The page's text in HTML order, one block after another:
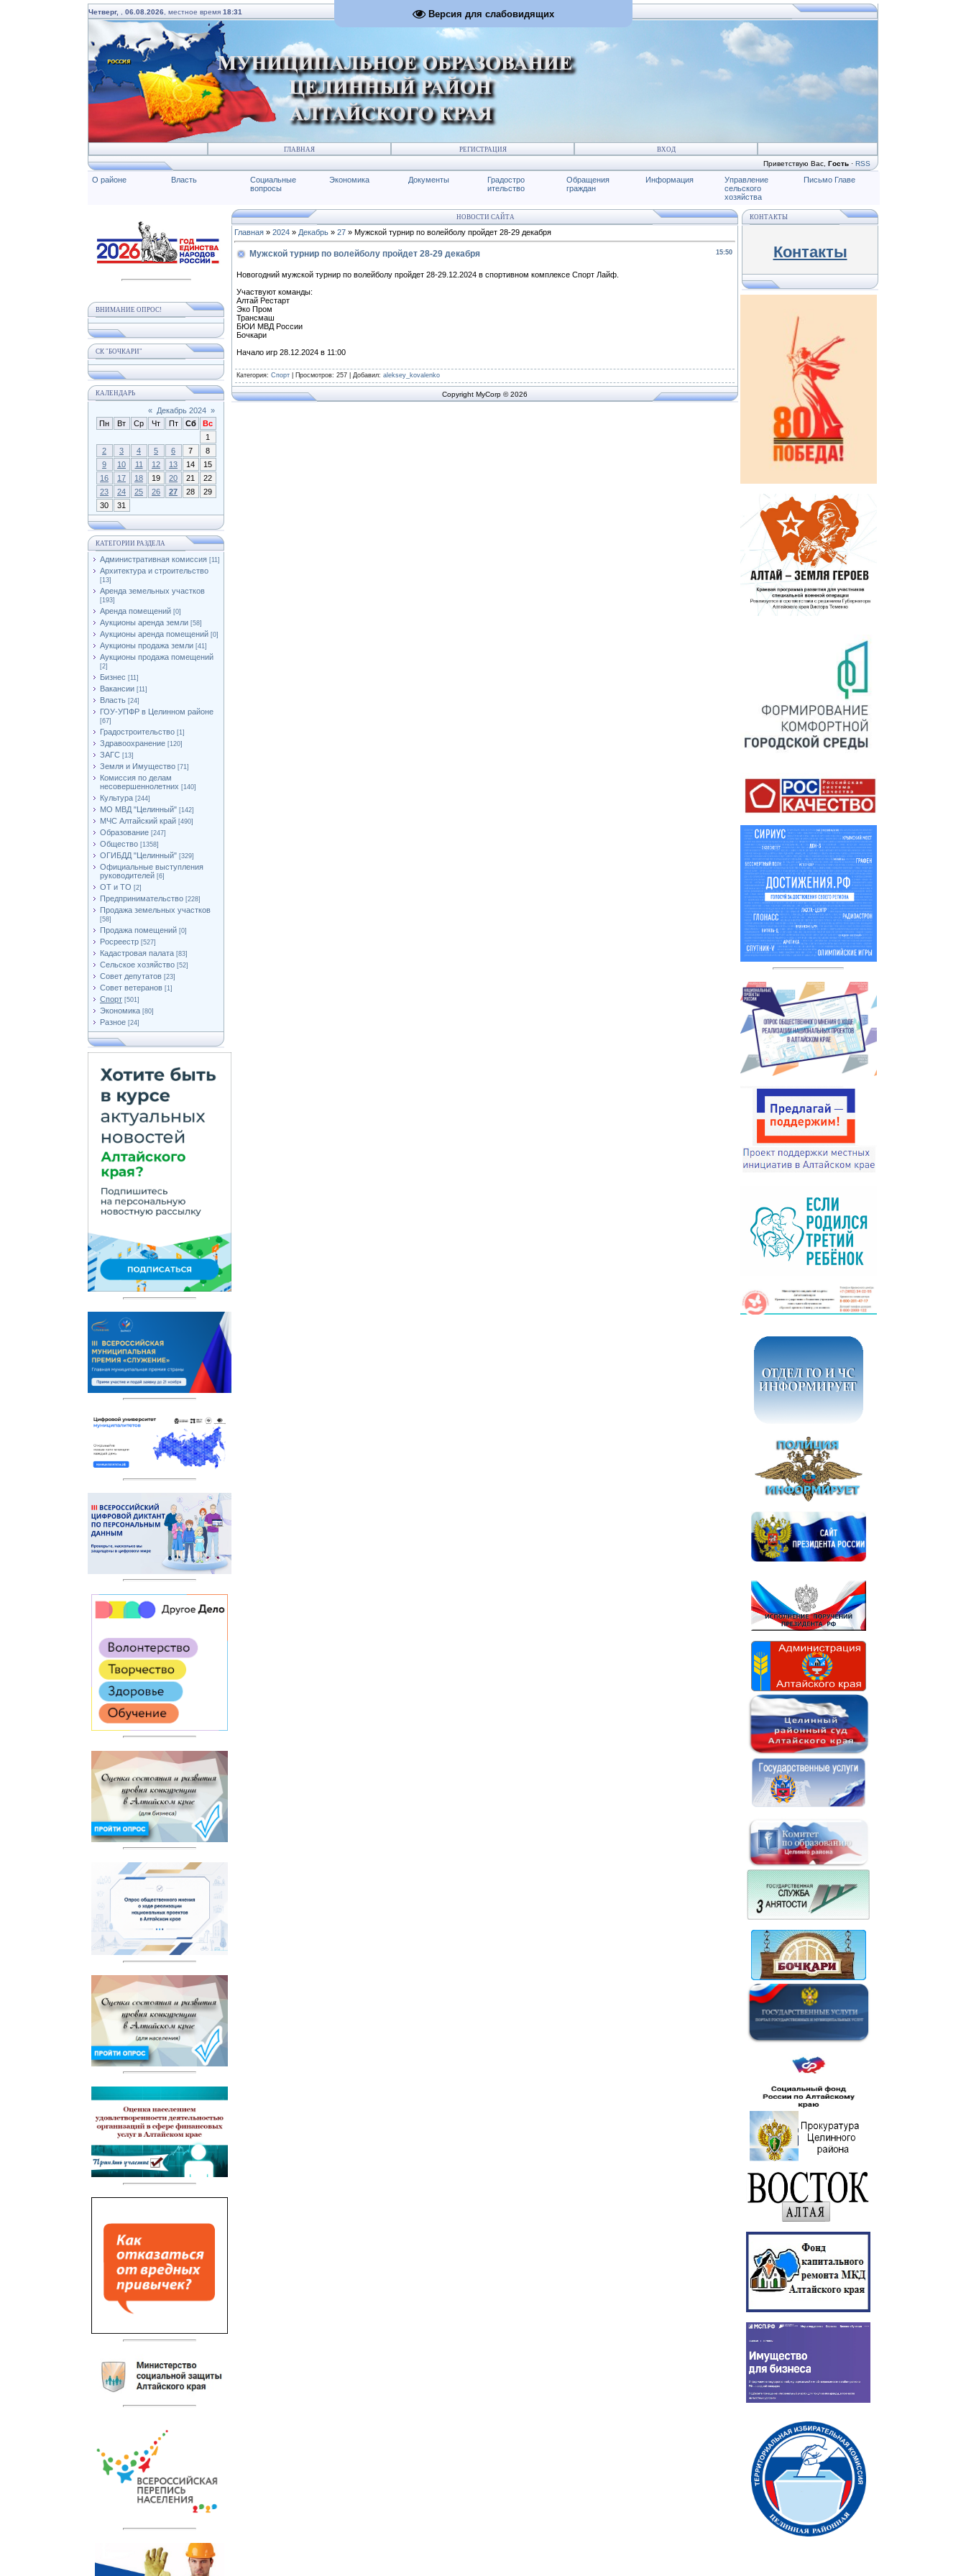
Версия для слабовидящих
Четверг, 06.08.2026 , местное время 18:31
ГЛАВНАЯ РЕГИСТРАЦИЯ ВХОД
Приветствую Вас Гость · RSS
О районе Власть
Социальные
вопросы
Экономика Документы
Градостро
ительство
Обращения
граждан
Информация
Управление
сельского
хозяйства
Письмо Главе
ВНИМАНИЕ ОПРОС!
СК "БОЧКАРИ"
КАЛЕНДАРЬ
« Декабрь 2024 »
Пн
Вт Ср Чт Пт Сб
Вс
1
2
3 4 5 6 7
8
9
10 11 12 13 14
15
16
17 18 19 20 21
22
23
24 25 26 27 28
29
30
31
КАТЕГОРИИ РАЗДЕЛА
Административная комиссия [11]
Архитектура и строительство
[13]
Аренда земельных участков
[193]
Аренда помещений [0]
Аукционы аренда земли [58]
Аукционы аренда помещений [0]
Аукционы продажа земли [41]
Аукционы продажа помещений
[2]
Бизнес [11]
Вакансии [11]
Власть [24]
ГОУ-УПФР в Целинном районе
[67]
Градостроительство [1]
Здравоохранение [120]
ЗАГС [13]
Земля и Имущество [71]
Комиссия по делам
несовершеннолетних [140]
Культура [244]
МО МВД "Целинный" [142]
МЧС Алтайский край [490]
Образование [247]
Общество [1358]
ОГИБДД "Целинный" [329]
Официальные выступления
руководителей [6]
ОТ и ТО [2]
Предпринимательство [228]
Продажа земельных участков
[58]
Продажа помещений [0]
Росреестр [527]
Кадастровая палата [83]
Сельское хозяйство [52]
Совет депутатов [23]
Совет ветеранов [1]
Спорт [501]
Экономика [80]
Разное [24]
НОВОСТИ САЙТА
Главная » 2024 » Декабрь » 27 » Мужской турнир по волейболу пройдет 28-29 декабря
15:50
Мужской турнир по волейболу пройдет 28-29 декабря
Новогодний мужской турнир по волейболу пройдет 28-29.12.2024 в спортивном комплексе Спорт Лайф.
Участвуют команды:
Алтай Рестарт
Эко Пром
Трансмаш
БЮИ МВД России
Бочкари
Начало игр 28.12.2024 в 11:00
Категория: Спорт Просмотров: 257 | Добавил: aleksey_kovalenko
Copyright MyCorp © 2026
КОНТАКТЫ
Контакты